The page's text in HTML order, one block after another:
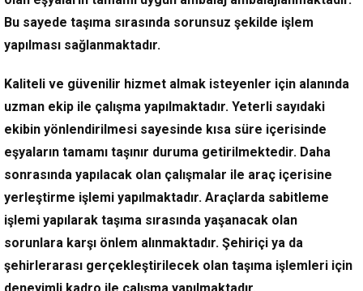
Bu sayede taşıma sırasında sorunsuz şekilde işlem
yapılması sağlanmaktadır.
Kaliteli ve güvenilir hizmet almak isteyenler için alanında
uzman ekip ile çalışma yapılmaktadır. Yeterli sayıdaki
ekibin yönlendirilmesi sayesinde kısa süre içerisinde
eşyaların tamamı taşınır duruma getirilmektedir. Daha
sonrasında yapılacak olan çalışmalar ile araç içerisine
yerleştirme işlemi yapılmaktadır. Araçlarda sabitleme
işlemi yapılarak taşıma sırasında yaşanacak olan
sorunlara karşı önlem alınmaktadır. Şehiriçi ya da
şehirlerarası gerçekleştirilecek olan taşıma işlemleri için